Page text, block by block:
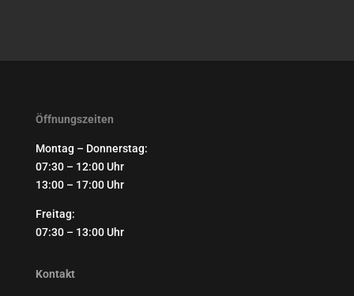
Öffnungszeiten
Montag – Donnerstag:
07:30 – 12:00 Uhr
13:00 – 17:00 Uhr
Freitag:
07:30 – 13:00 Uhr
Kontakt